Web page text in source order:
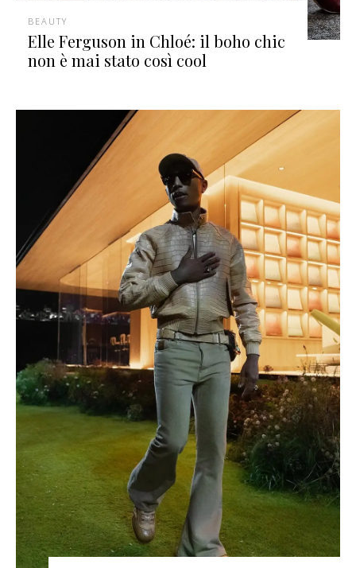
BEAUTY
Elle Ferguson in Chloé: il boho chic
non è mai stato così cool